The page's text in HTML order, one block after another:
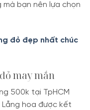
bạn nên lựa chọn
đỏ đẹp nhất chúc
may mắn
500k tại TpHCM
Lẵng hoa được kết